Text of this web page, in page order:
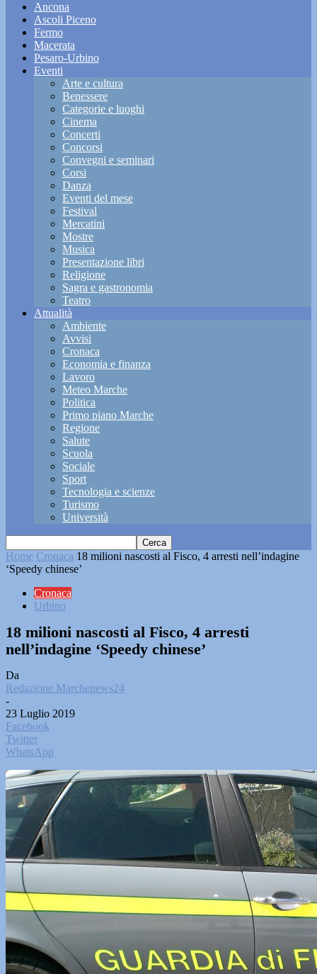
Ancona
Ascoli Piceno
Fermo
Macerata
Pesaro-Urbino
Eventi
Arte e cultura
Benessere
Categorie e luoghi
Cinema
Concerti
Concorsi
Convegni e seminari
Corsi
Danza
Eventi del mese
Festival
Mercatini
Mostre
Musica
Presentazione libri
Religione
Sagra e gastronomia
Teatro
Attualità
Ambiente
Avvisi
Cronaca
Economia e finanza
Lavoro
Meteo Marche
Politica
Primo piano Marche
Regione
Salute
Scuola
Sociale
Sport
Tecnologia e scienze
Turismo
Università
Home Cronaca 18 milioni nascosti al Fisco, 4 arresti nell’indagine
‘Speedy chinese’
Cronaca
Urbino
18 milioni nascosti al Fisco, 4 arresti
nell’indagine ‘Speedy chinese’
Da
Redazione Marchenews24
-
23 Luglio 2019
Facebook
Twitter
WhatsApp